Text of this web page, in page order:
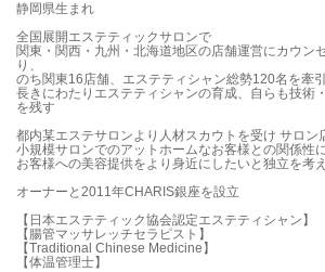
静岡県生まれ
全国展開エステティックサロンで
関東・関西・九州・北海道地区の店舗運営にカウン
り、
のち関東16店舗、エステティシャン総勢120名を牽
長きにわたりエステティシャンの育成、自らも技術
を残す
都内某エステサロンより人材スカウトを受け サロン
小規模サロンでのアットホームなお客様との関係性
お客様への美容提供をより身近にしたいと独立を考え
オーナーと2011年CHARIS銀座を設立
【日本エステティック協会認定エステティシャン】
【腸管マッサレッチセラピスト】
【Traditional Chinese Medicine】
【体温管理士】